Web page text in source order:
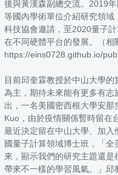
後與黃漢森副總交流。2019
等國內學術單位介紹研究領
科技協會邀請，至2020量子
在不同硬體平台的發展。（相
https://eins0728.github.io/
目前邱奎霖教授於中山大學
為主，期待未來能有更多有
出，一名美國密西根大學安
Kuo，由於疫情關係暫時留在
最近決定留在中山大學、加
國量子計算領域博士班，「
來，顯示我們的研究主題還
帶來不一樣的學習風氣。」